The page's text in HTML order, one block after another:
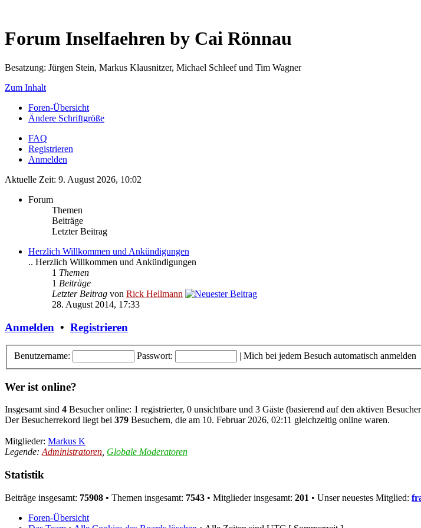
Forum Inselfaehren by Cai Rönnau
Besatzung: Jürgen Stein, Markus Klausnitzer, Michael Schleef und Tim Wagner
Zum Inhalt
Foren-Übersicht
Ändere Schriftgröße
FAQ
Registrieren
Anmelden
Aktuelle Zeit: 9. August 2026, 10:02
Forum
Themen
Beiträge
Letzter Beitrag
Herzlich Willkommen und Ankündigungen
.. Herzlich Willkommen und Ankündigungen
1 Themen
1 Beiträge
Letzter Beitrag von Rick Hellmann
28. August 2014, 17:33
Anmelden • Registrieren
Benutzername: Passwort: | Mich bei jedem Besuch automatisch anmelden
Wer ist online?
Insgesamt sind 4 Besucher online: 1 registrierter, 0 unsichtbare und 3 Gäste (basierend auf den aktiven
Der Besucherrekord liegt bei 379 Besuchern, die am 10. Februar 2026, 02:11 gleichzeitig online waren.
Mitglieder: Markus K
Legende: Administratoren Globale Moderatoren
Statistik
Beiträge insgesamt: 75908 • Themen insgesamt: 7543 • Mitglieder insgesamt: 201 • Unser neuestes Mitglied:
Foren-Übersicht